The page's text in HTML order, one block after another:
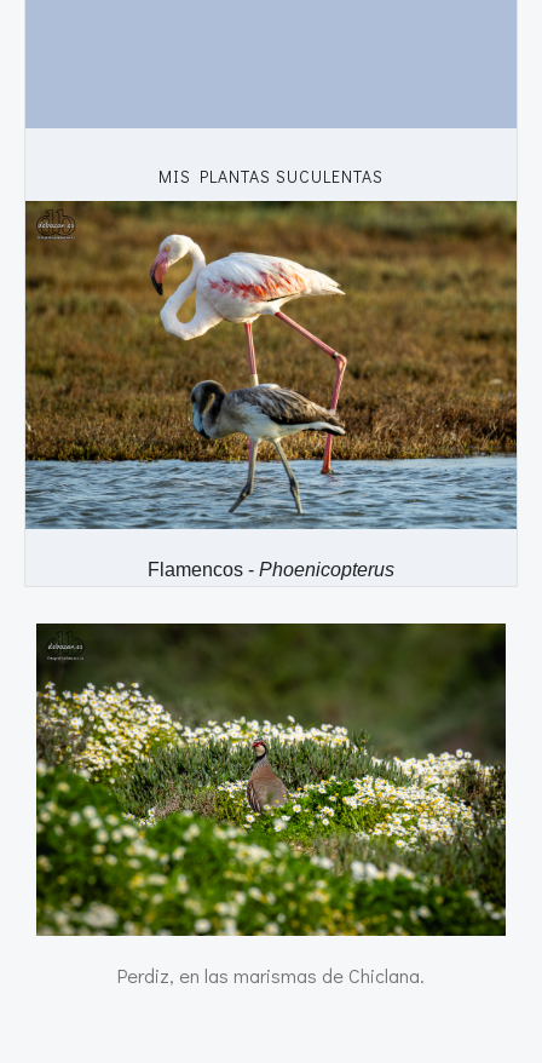
MIS PLANTAS SUCULENTAS
Flamencos - Phoenicopterus
Perdiz, en las marismas de Chiclana.